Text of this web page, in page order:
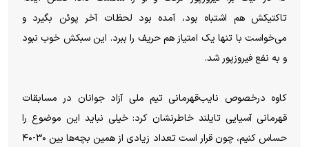
تاکتیکش هم اشتباه بود، آمده بود لحظات آخر پوئن بگیرد و
می‌خواست با تنها یک امتیاز هم حریف را ببرد. این سبکش خوب نبود
و به نفع فیروزپور شد.
کاوه درخصوص نایب‌قهرمانی تیم ملی آزاد جوانان در مسابقات
قهرمانی آسیایی تایلند خاطرنشان کرد: خیلی نباید این موضوع را
حساس کنیم، چون قرار است تعداد زیادی از همین بچه‌ها بین ۳۰-۴۰